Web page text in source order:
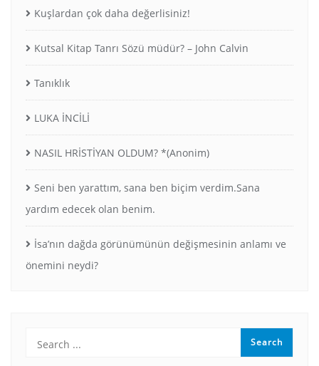
Kuşlardan çok daha değerlisiniz!
Kutsal Kitap Tanrı Sözü müdür? – John Calvin
Tanıklık
LUKA İNCİLİ
NASIL HRİSTİYAN OLDUM? *(Anonim)
Seni ben yarattım, sana ben biçim verdim.Sana
yardım edecek olan benim.
İsa’nın dağda görünümünün değişmesinin anlamı ve
önemini neydi?